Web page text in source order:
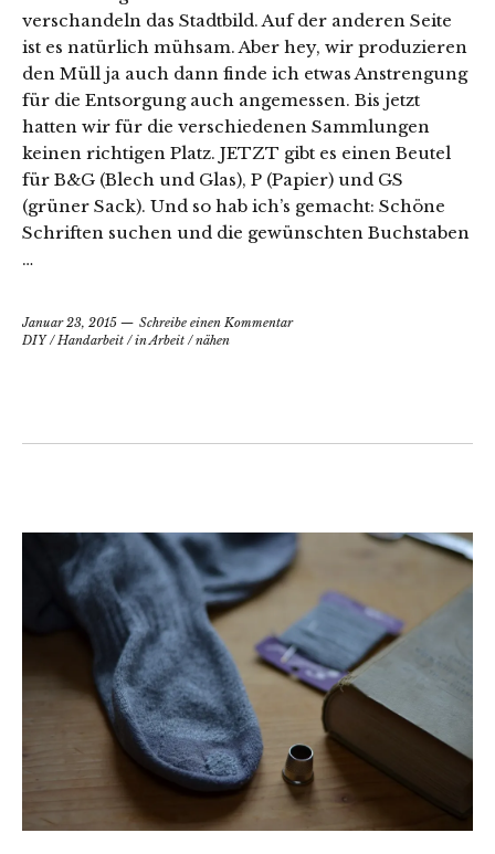
verschandeln das Stadtbild. Auf der anderen Seite
ist es natürlich mühsam. Aber hey, wir produzieren
den Müll ja auch dann finde ich etwas Anstrengung
für die Entsorgung auch angemessen. Bis jetzt
hatten wir für die verschiedenen Sammlungen
keinen richtigen Platz. JETZT gibt es einen Beutel
für B&G (Blech und Glas), P (Papier) und GS
(grüner Sack). Und so hab ich’s gemacht: Schöne
Schriften suchen und die gewünschten Buchstaben
…
Januar 23, 2015
Schreibe einen Kommentar
DIY/Handarbeit /in Arbeit /nähen